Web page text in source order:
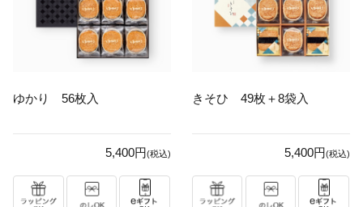
ゆかり 56枚入
5,400円(税込)
きそひ 49枚＋8袋入
5,400円(税込)